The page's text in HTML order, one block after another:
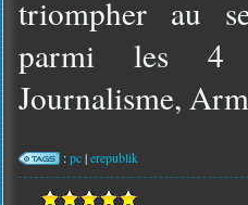
triompher au
parmi les 4
Journalisme,
:pc|erepublik